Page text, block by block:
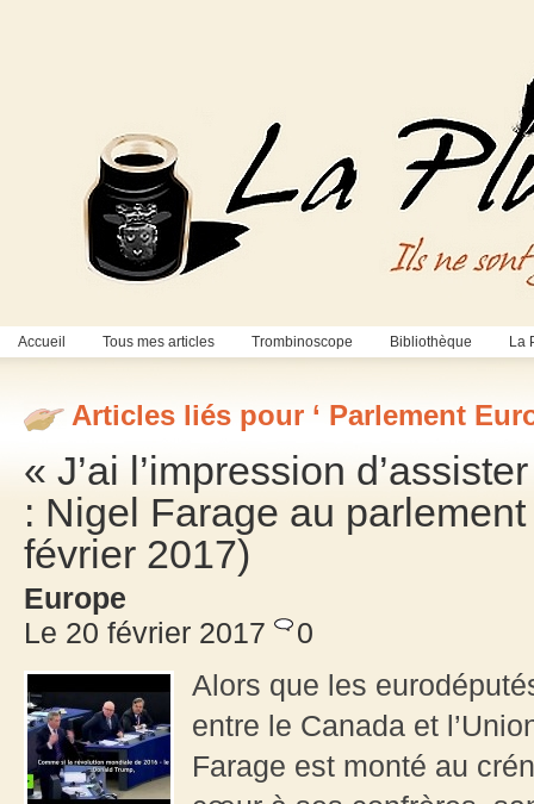
Accueil Tous mes articles Trombinoscope Bibliothèque La
Articles liés pour ‘ Parlement
« J’ai l’impression
: Nigel Farage au
février 2017)
Europe
Le 20 février 2017
0
Alors que les
entre le Canada et
Farage est monté au